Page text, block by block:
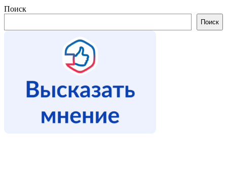
Поиск
Поиск